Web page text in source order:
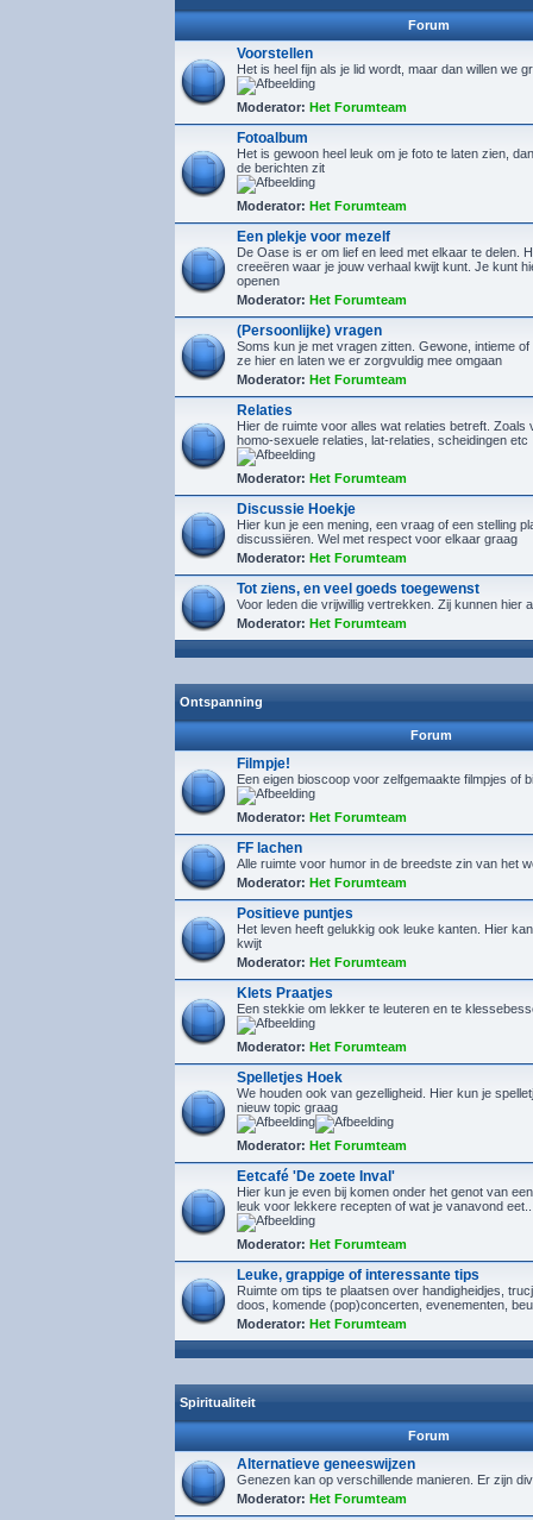
Forum
Voorstellen
Het is heel fijn als je lid wordt, maar dan willen we
Moderator: Het Forumteam
Fotoalbum
Het is gewoon heel leuk om je foto te laten zien,
de berichten zit
Moderator: Het Forumteam
Een plekje voor mezelf
De Oase is er om lief en leed met elkaar te delen.
creeëren waar je jouw verhaal kwijt kunt. Je kunt
openen
Moderator: Het Forumteam
(Persoonlijke) vragen
Soms kun je met vragen zitten. Gewone, intieme
ze hier en laten we er zorgvuldig mee omgaan
Moderator: Het Forumteam
Relaties
Hier de ruimte voor alles wat relaties betreft. Zoals
homo-sexuele relaties, lat-relaties, scheidingen etc
Moderator: Het Forumteam
Discussie Hoekje
Hier kun je een mening, een vraag of een stelling
discussiëren. Wel met respect voor elkaar graag
Moderator: Het Forumteam
Tot ziens, en veel goeds toegewenst
Voor leden die vrijwillig vertrekken. Zij kunnen hier
Moderator: Het Forumteam
Ontspanning
Forum
Filmpje!
Een eigen bioscoop voor zelfgemaakte filmpjes of
Moderator: Het Forumteam
FF lachen
Alle ruimte voor humor in de breedste zin van het
Moderator: Het Forumteam
Positieve puntjes
Het leven heeft gelukkig ook leuke kanten. Hier
kwijt
Moderator: Het Forumteam
Klets Praatjes
Een stekkie om lekker te leuteren en te
Moderator: Het Forumteam
Spelletjes Hoek
We houden ook van gezelligheid. Hier kun je
nieuw topic graag
Moderator: Het Forumteam
Eetcafé 'De zoete Inval'
Hier kun je even bij komen onder het genot van
leuk voor lekkere recepten of wat je vanavond
Moderator: Het Forumteam
Leuke, grappige of interessante tips
Ruimte om tips te plaatsen over handigheidjes,
doos, komende (pop)concerten, evenementen,
Moderator: Het Forumteam
Spiritualiteit
Forum
Alternatieve geneeswijzen
Genezen kan op verschillende manieren. Er zijn
Moderator: Het Forumteam